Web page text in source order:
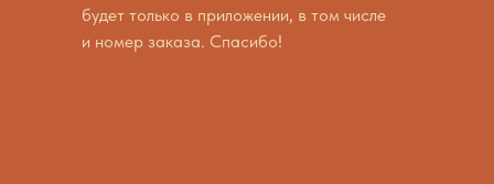
будет только в приложении, в том числе
и номер заказа. Спасибо!